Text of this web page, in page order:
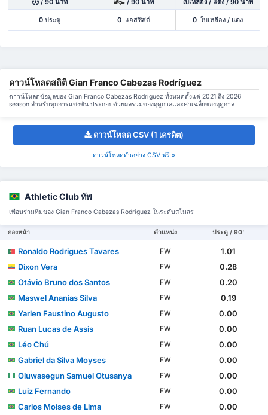
0 ประตู 0 แอสซิสต์ 0 ใบเหลือง / แดง
ดาวน์โหลดสถิติ Gian Franco Cabezas Rodríguez
ดาวน์โหลดข้อมูลของ Gian Franco Cabezas Rodríguez ทั้งหมดตั้งแต่ 2021 ถึง 2026
season สำหรับทุกการแข่งขัน ประกอบด้วยผลรวมของฤดูกาลและค่าเฉลี่ยของฤดูกาล
ดาวน์โหลด CSV (1 เครดิต)
ดาวน์โหลดตัวอย่าง CSV ฟรี »
Athletic Club ทัพ
เพื่อนร่วมทีมของ Gian Franco Cabezas Rodríguez ในระดับสโมสร
กองหน้า ตำแหน่ง ประตู / 90'
Ronaldo Rodrigues Tavares FW
1.01
Dixon Vera
FW
0.28
Otávio Bruno dos Santos
FW
0.20
Maswel Ananias Silva
FW
0.19
Yarlen Faustino Augusto
FW
0.00
Ruan Lucas de Assis
FW
0.00
Léo Chú
FW
0.00
Gabriel da Silva Moyses
FW
0.00
Oluwasegun Samuel Otusanya
FW
0.00
Luiz Fernando
FW
0.00
Carlos Moises de Lima
FW
0.00